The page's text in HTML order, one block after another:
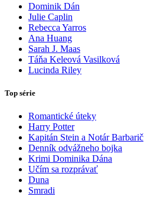
Dominik Dán
Julie Caplin
Rebecca Yarros
Ana Huang
Sarah J. Maas
Táňa Keleová Vasilková
Lucinda Riley
Top série
Romantické úteky
Harry Potter
Kapitán Stein a Notár Barbarič
Denník odvážneho bojka
Krimi Dominika Dána
Učím sa rozprávať
Duna
Smradi